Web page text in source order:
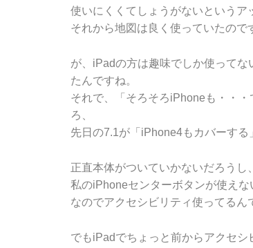
使いにくくてしょうがないというア
それから地図は良く使っていたので
が、iPadの方は趣味でしか使って
たんですね。
それで、「そろそろiPhoneも・・
ろ、
先日の7.1が「iPhone4もカバーする
正直本体がついていかないだろう
私のiPhoneセンターボタンが使えな
なのでアクセシビリティ使ってる
でもiPadでちょっと前からアクセシ